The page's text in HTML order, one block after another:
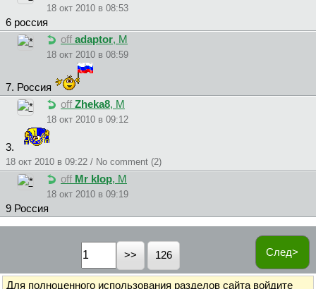
18 окт 2010 в 08:53
6 россия
off adaptor, М
18 окт 2010 в 08:59
7. Россия
off Zheka8, М
18 окт 2010 в 09:12
3.
18 окт 2010 в 09:22 / No comment (2)
off Mr klop, М
18 окт 2010 в 09:19
9 Россия
След>
126
Для полноценного использования разделов сайта войдите